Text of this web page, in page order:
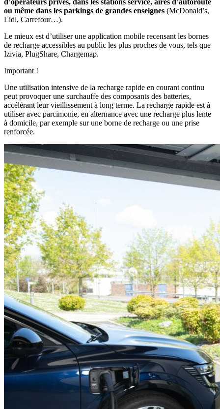
ou même dans les parkings de grandes enseignes (McDonald’s,
Lidl, Carrefour…).
Le mieux est d’utiliser une application mobile recensant les bornes
de recharge accessibles au public les plus proches de vous, tels que
Izivia, PlugShare, Chargemap.
Important !
Une utilisation intensive de la recharge rapide en courant continu
peut provoquer une surchauffe des composants des batteries,
accélérant leur vieillissement à long terme. La recharge rapide est à
utiliser avec parcimonie, en alternance avec une recharge plus lente
à domicile, par exemple sur une borne de recharge ou une prise
renforcée.